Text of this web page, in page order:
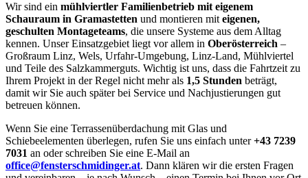
Wir sind ein mühlviertler Familienbetrieb mit eigenem
Schauraum in Gramastetten und montieren mit eigenen,
geschulten Montageteams, die unsere Systeme aus dem Alltag
kennen. Unser Einsatzgebiet liegt vor allem in Oberösterreich –
Großraum Linz, Wels, Urfahr-Umgebung, Linz-Land, Mühlviertel
und Teile des Salzkammerguts. Wichtig ist uns, dass die Fahrtzeit zu
Ihrem Projekt in der Regel nicht mehr als 1,5 Stunden beträgt,
damit wir Sie auch später bei Service und Nachjustierungen gut
betreuen können.
Wenn Sie eine Terrassenüberdachung mit Glas und
Schiebeelementen überlegen, rufen Sie uns einfach unter+43 7239
7031 an oder schreiben Sie eine E-Mail an
office@fensterschmidinger.at. Dann klären wir die ersten Fragen